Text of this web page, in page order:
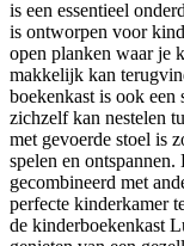
is een essentieel
is ontworpen voor
open planken waar je
makkelijk kan
boekenkast is ook een
zichzelf kan nestelen
met gevoerde stoel is
spelen en
gecombineerd met
perfecte kinderkamer
de kinderboekenkast